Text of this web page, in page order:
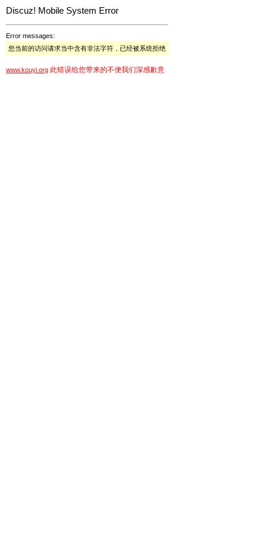
Discuz! Mobile System Error
Error messages:
您当前的访问请求当中含有非法字符，已经被系统拒绝
www.kouyi.org 此错误给您带来的不便我们深感歉意